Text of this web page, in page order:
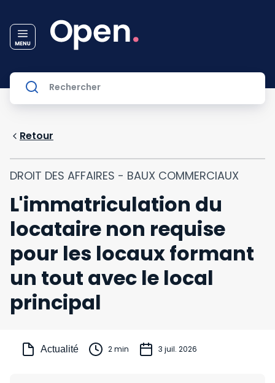
Retour
DROIT DES AFFAIRES - BAUX COMMERCIAUX
L'immatriculation du
locataire non requise
pour les locaux formant
un tout avec le local
principal
Actualité 2 min 3 juil. 2026